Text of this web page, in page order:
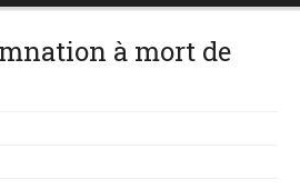
à mort de